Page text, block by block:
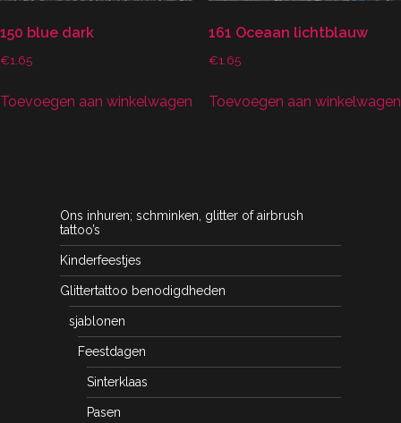
150 blue dark
€1.65
Toevoegen aan winkelwagen
161 Oceaan lichtblauw
€1.65
Toevoegen aan winkelwagen
Ons inhuren; schminken, glitter of airbrush
tattoo’s
Kinderfeestjes
Glittertattoo benodigdheden
sjablonen
Feestdagen
Sinterklaas
Pasen